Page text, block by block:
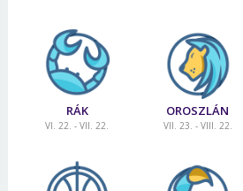
RÁK
VI. 22. - VII. 22.
OROSZLÁN
VII. 23. - VIII. 22.